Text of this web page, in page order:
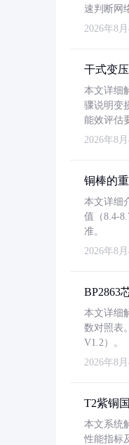
速判断网
2026年8月
干式变
本文详细
骤说明变
能效评估
2026年8月
铜棒的
本文详细
值（8.4-
准。
2026年8月
BP2863
本文详细
数对照表
V1.2）。
2026年8月
T2紫铜
本文系统
性能指标